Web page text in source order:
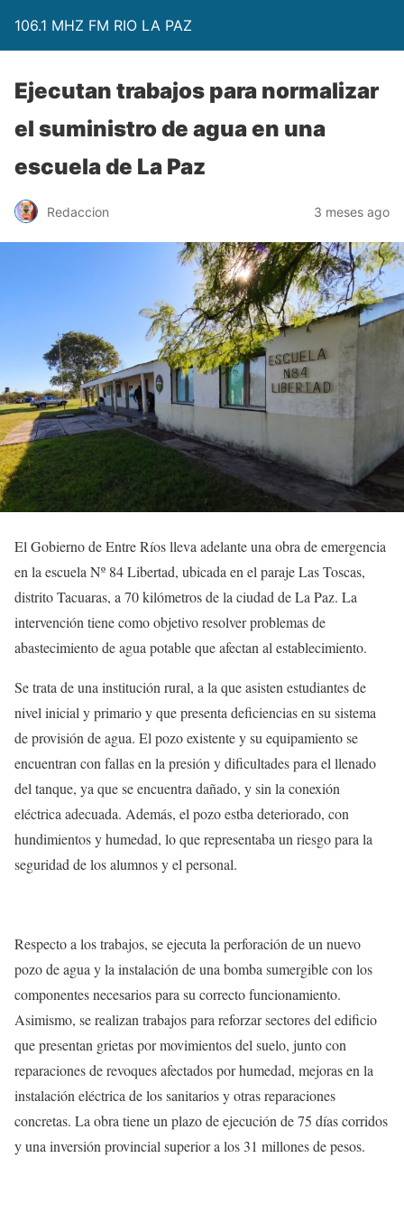
106.1 MHZ FM RIO LA PAZ
Ejecutan trabajos para normalizar
el suministro de agua en una
escuela de La Paz
Redaccion 3 meses ago
El Gobierno de Entre Ríos lleva adelante una obra de emergencia
en la escuela Nº 84 Libertad, ubicada en el paraje Las Toscas,
distrito Tacuaras, a 70 kilómetros de la ciudad de La Paz. La
intervención tiene como objetivo resolver problemas de
abastecimiento de agua potable que afectan al establecimiento.
Se trata de una institución rural, a la que asisten estudiantes de
nivel inicial y primario y que presenta deficiencias en su sistema
de provisión de agua. El pozo existente y su equipamiento se
encuentran con fallas en la presión y dificultades para el llenado
del tanque, ya que se encuentra dañado, y sin la conexión
eléctrica adecuada. Además, el pozo estba deteriorado, con
hundimientos y humedad, lo que representaba un riesgo para la
seguridad de los alumnos y el personal.
Respecto a los trabajos, se ejecuta la perforación de un nuevo
pozo de agua y la instalación de una bomba sumergible con los
componentes necesarios para su correcto funcionamiento.
Asimismo, se realizan trabajos para reforzar sectores del edificio
que presentan grietas por movimientos del suelo, junto con
reparaciones de revoques afectados por humedad, mejoras en la
instalación eléctrica de los sanitarios y otras reparaciones
concretas. La obra tiene un plazo de ejecución de 75 días corridos
y una inversión provincial superior a los 31 millones de pesos.